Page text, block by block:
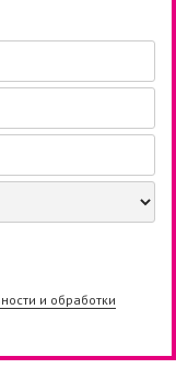
и обработки